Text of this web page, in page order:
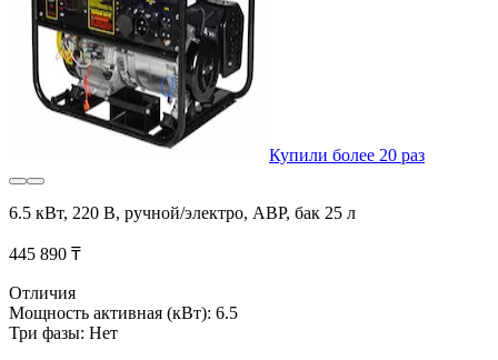
Купили более 20 раз
6.5 кВт, 220 В, ручной/электро, АВР, бак 25 л
445 890 ₸
Отличия
Мощность активная (кВт): 6.5
Три фазы: Нет